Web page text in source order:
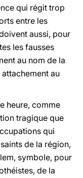
qui régit trop
entre les
aussi, pour
les fausses
au nom de la
au
heure, comme
tragique que
qui
de la région,
symbole, pour
de la